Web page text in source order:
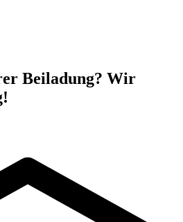
Beiladung? Wir